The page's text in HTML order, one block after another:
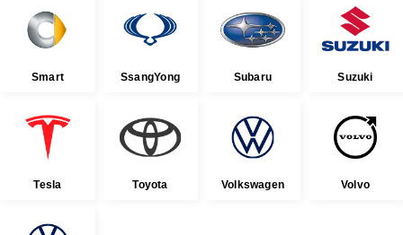
Smart SsangYong Subaru Suzuki
Tesla Toyota Volkswagen Volvo